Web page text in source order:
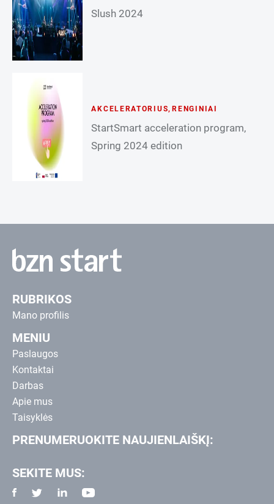
Slush 2024
AKCELERATORIUS, RENGINIAI
StartSmart acceleration program,
Spring 2024 edition
RUBRIKOS
Mano profilis
MENIU
Paslaugos
Kontaktai
Darbas
Apie mus
Taisyklės
PRENUMERUOKITE NAUJIENLAIŠKĮ:
SEKITE MUS: